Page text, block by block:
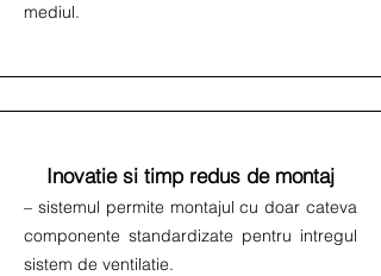
mediul.
Inovatie si timp redus de montaj
– sistemul permite montajul cu doar cateva
componente standardizate pentru intregul
sistem de ventilatie.